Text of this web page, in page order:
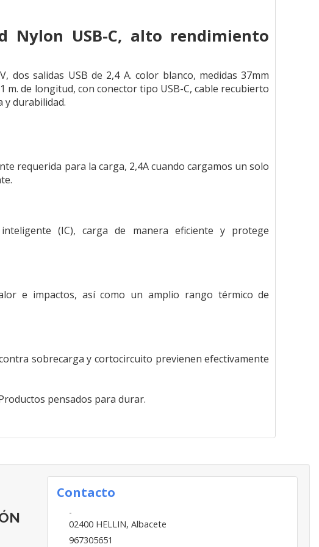
Nylon USB-C, alto rendimiento
salidas USB de 2,4 A. color blanco, medidas 37mm
m. de longitud, con conector tipo USB-C, cable recubierto
y durabilidad.
requerida para la carga, 2,4A cuando cargamos un solo
(IC), carga de manera eficiente y protege
e impactos, así como un amplio rango térmico de
sobrecarga y cortocircuito previenen efectivamente
pensados para durar.
Contacto
-
02400 HELLIN, Albacete
967305651